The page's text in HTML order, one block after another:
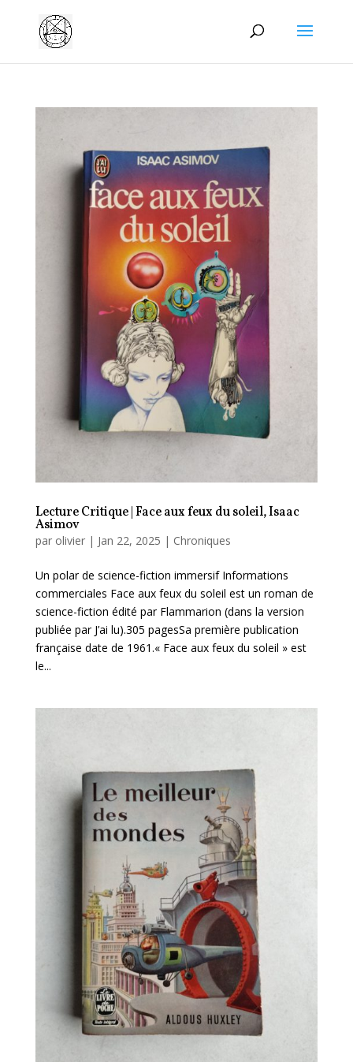
Lecture Critique | Face aux feux du soleil, Isaac
Asimov
par olivier| Jan 22, 2025 | Chroniques
Un polar de science-fiction immersif Informations
commerciales Face aux feux du soleil est un roman de
science-fiction édité par Flammarion (dans la version
publiée par J’ai lu).305 pagesSa première publication
française date de 1961.« Face aux feux du soleil » est
le...